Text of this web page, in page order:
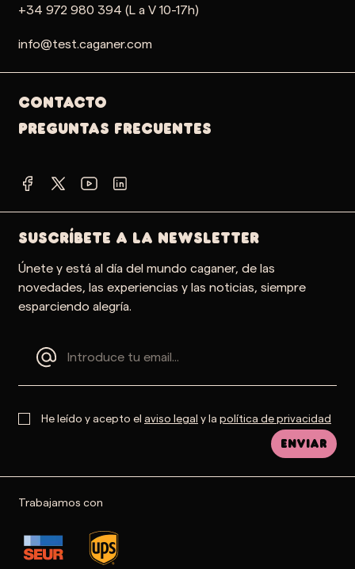
+34 972 980 394 (L a V 10-17h)
info@test.caganer.com
Contacto
PREGUNTAS FRECUENTES
SUSCRÍBETE A LA NEWSLETTER
Únete y está al día del mundo caganer, de las
novedades, las experiencias y las noticias, siempre
esparciendo alegría.
He leído y acepto el aviso legal y la política de privacidad
Enviar
Trabajamos con